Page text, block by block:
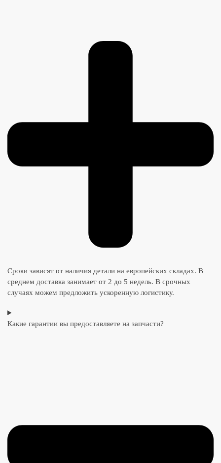
Сроки зависят от наличия детали на европейских складах. В
среднем доставка занимает от 2 до 5 недель. В срочных
случаях можем предложить ускоренную логистику.
Какие гарантии вы предоставляете на запчасти?